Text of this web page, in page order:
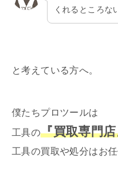
くれるところな
と考えている方へ。
僕たちプロツールは
工具の『買取専門
工具の買取や処分はお